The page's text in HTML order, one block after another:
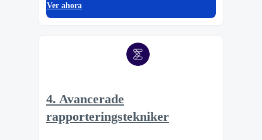
Ver ahora
4. Avancerade
rapporteringstekniker